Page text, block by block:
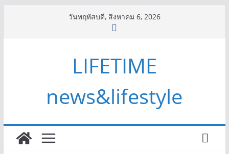
วันพฤหัสบดี, สิงหาคม 6, 2026
LIFETIME
news&lifestyle